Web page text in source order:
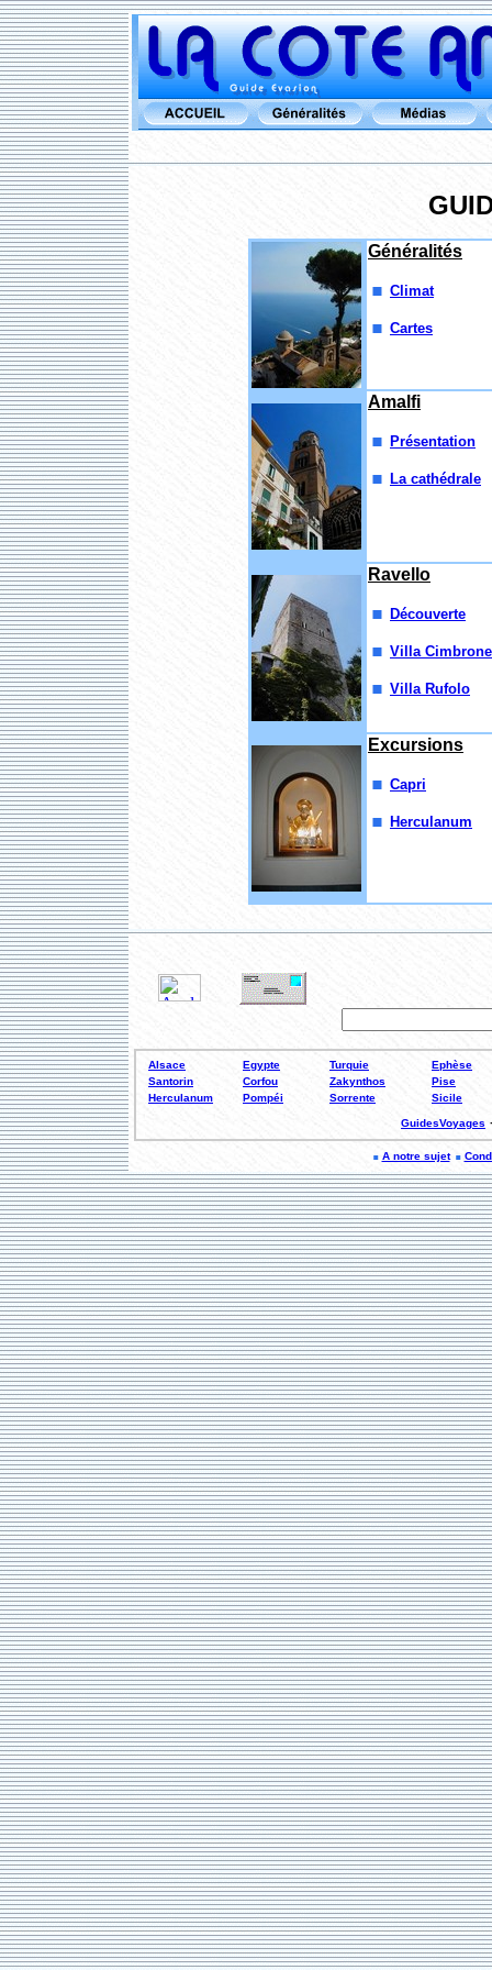
Généralités
Climat
Cartes
Amalfi
Présentation
La cathédrale
Ravello
Découverte
Villa Cimbrone
Villa Rufolo
Excursions
Capri
Herculanum
Alsace Egypte Turquie
Ephèse
Santorin
Corfou Zakynthos
Pise
Herculanum
Pompéi Sorrente Sicile
GuidesVoyages
A notre sujet